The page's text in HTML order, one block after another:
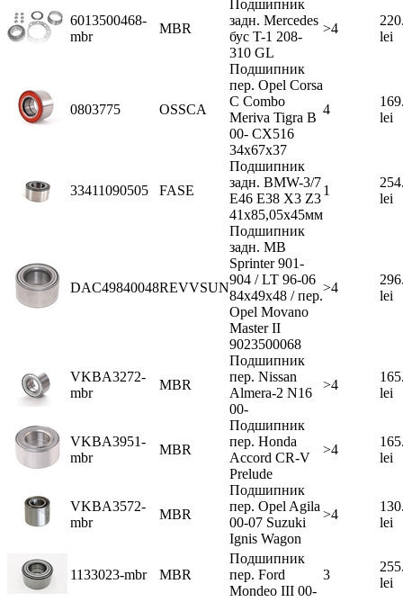
6013500468-
mbr
MBR
Подшипник
задн. Mercedes
бус T-1 208-
310 GL
>4
lei
0803775 OSSCA
Подшипник
пер. Opel Corsa
C Combo
Meriva Tigra B
00- CX516
34x67x37
4
lei
33411090505 FASE
Подшипник
задн. BMW-3/7
E46 E38 X3 Z3
41x85,05x45мм
1
lei
DAC49840048REVVSUN
Подшипник
задн. MB
Sprinter 901-
904 / LT 96-06
84x49x48 / пер.
Opel Movano
Master II
9023500068
>4
lei
VKBA3272-
mbr
MBR
Подшипник
пер. Nissan
Almera-2 N16
00-
>4
lei
VKBA3951-
mbr
MBR
Подшипник
пер. Honda
Accord CR-V
Prelude
>4
lei
VKBA3572-
mbr
MBR
Подшипник
пер. Opel Agila
00-07 Suzuki
Ignis Wagon
>4
lei
1133023-mbr MBR
Подшипник
пер. Ford
Mondeo III 00-
3
lei